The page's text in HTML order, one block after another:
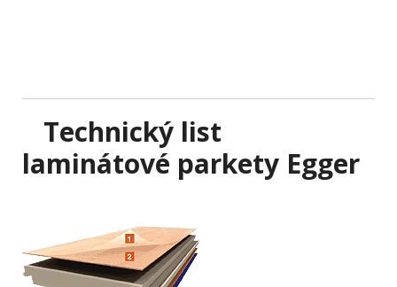
Technický list
laminátové parkety Egger